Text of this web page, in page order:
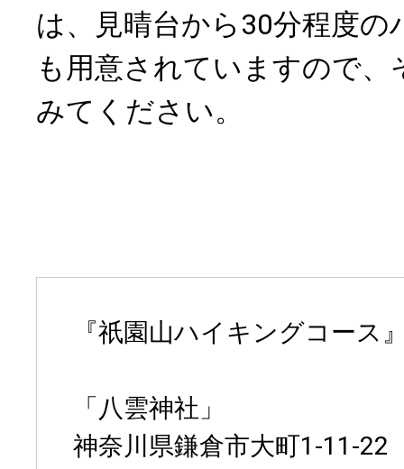
は、見晴台から30分程度
も用意されていますので
みてください。
『祇園山ハイキングコース
「八雲神社」
神奈川県鎌倉市大町1-11-22